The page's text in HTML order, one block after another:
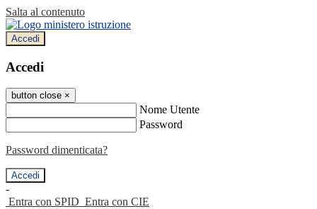
Salta al contenuto
Accedi
Accedi
button close ×
Nome Utente
Password
Password dimenticata?
-
Entra con SPID Entra con CIE